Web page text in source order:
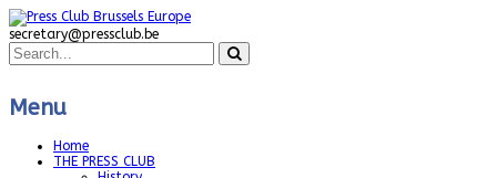
secretary@pressclub.be
Menu
Home
THE PRESS CLUB